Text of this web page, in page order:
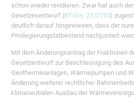
schon wieder revidieren. Zwar hat auch
Gesetzesentwurf (BT-Drs. 21/2793)
deutlich darauf hingewiesen, dass der
Privilegierungstatbestand nachjustiert
Mit dem Änderungsantrag der Fraktionen
Gesetzentwurf zur Beschleunigung des
Geothermieanlagen, Wärmepumpen und
Änderung weiterer rechtlicher
klimaneutralen Ausbau der